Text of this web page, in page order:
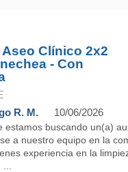
Clínico 2x2
- Con
R. M. 10/06/2026
estamos buscando un(a)
a nuestro equipo en la
experiencia en la